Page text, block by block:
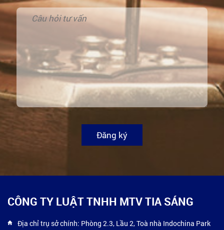
Đăng ký
CÔNG TY LUẬT TNHH MTV TIA SÁNG
Địa chỉ trụ sở chính: Phòng 2.3, Lầu 2, Toà nhà Indochina Park